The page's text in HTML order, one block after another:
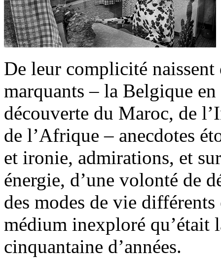
De leur complicité naissent
marquants – la Belgique
découverte du Maroc, de
de l’Afrique – anecdotes
et ironie, admirations, et
énergie, d’une volonté de
des modes de vie
médium inexploré qu’était
cinquantaine d’années.